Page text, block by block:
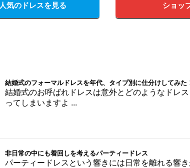
人気のドレスを見る ショッ
結婚式のフォーマルドレスを年代、タイプ別に仕分けしてみた
結婚式のお呼ばれドレスは意外とどのようなドレ
ってしまいますよ ...
非日常の中にも着回しを考えるパーティードレス
パーティードレスという響きには日常を離れる響